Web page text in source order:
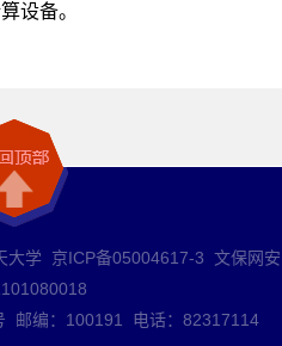
设备。
大学 京ICP备05004617-3 文保网安
邮编：100191 电话：82317114